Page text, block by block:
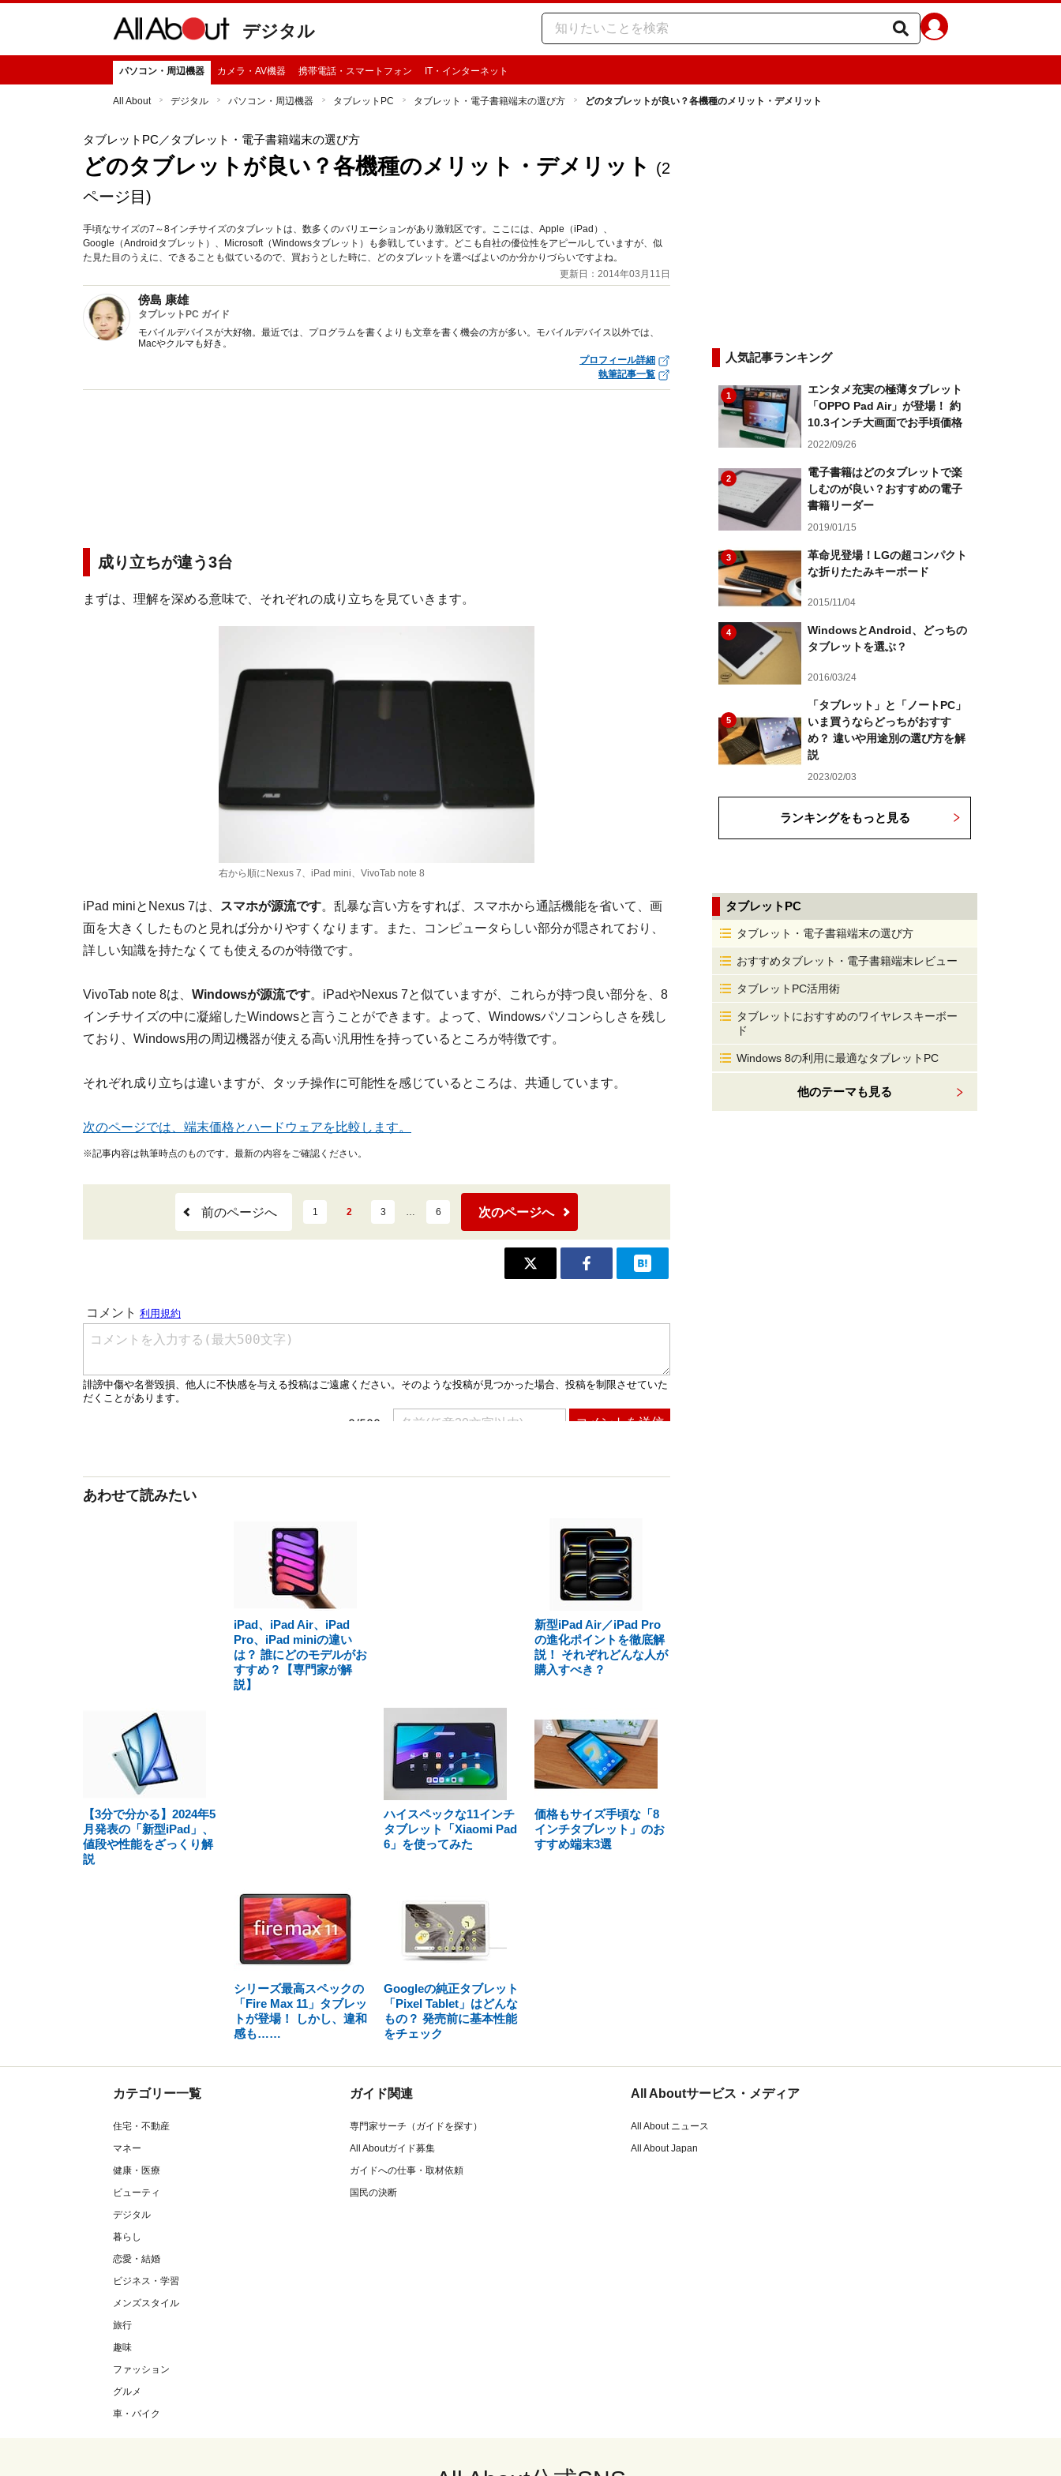
デジタル
パソコン・周辺機器 カメラ・AV機器 携帯電話・スマートフォン IT・インターネット
All About デジタル パソコン・周辺機器 タブレットPC タブレット・電子書籍端末の選び方 どのタブレットが良い？各機種のメリット・デメリット
タブレットPC ／タブレット・電子書籍端末の選び方
どのタブレットが良い？各機種のメリット・デメリット
(2
ページ目)
手頃なサイズの7～8インチサイズのタブレットは、数多くのバリエーションがあり激戦区です。ここには、Apple（iPad）、
Google（Androidタブレット）、Microsoft（Windowsタブレット）も参戦しています。どこも自社の優位性をアピールしていますが、似
た見た目のうえに、できることも似ているので、買おうとした時に、どのタブレットを選べばよいのか分かりづらいですよね。
更新日：2014年03月11日
傍島 康雄
タブレットPC ガイド
モバイルデバイスが大好物。最近では、プログラムを書くよりも文章を書く機会の方が多い。モバイルデバイス以外では、
Macやクルマも好き。
プロフィール詳細
執筆記事一覧
成り立ちが違う3台
まずは、理解を深める意味で、それぞれの成り立ちを見ていきます。
右から順にNexus 7、iPad mini、VivoTab note 8
iPad miniとNexus 7は、 スマホが源流です。乱暴な言い方をすれば、スマホから通話機能を省いて、画
面を大きくしたものと見れば分かりやすくなります。また、コンピュータらしい部分が隠されており、
詳しい知識を持たなくても使えるのが特徴です。
VivoTab note 8は、 Windowsが源流です。iPadやNexus 7と似ていますが、これらが持つ良い部分を、8
インチサイズの中に凝縮したWindowsと言うことができます。よって、Windowsパソコンらしさを残し
ており、Windows用の周辺機器が使える高い汎用性を持っているところが特徴です。
それぞれ成り立ちは違いますが、タッチ操作に可能性を感じているところは、共通しています。
次のページでは、端末価格とハードウェアを比較します。
※記事内容は執筆時点のものです。最新の内容をご確認ください。
前のページへ 1 2 3 … 6 次のページへ
あわせて読みたい
iPad、iPad Air、iPad
Pro、iPad miniの違い
は？ 誰にどのモデルがお
すすめ？【専門家が解
説】
新型iPad Air／iPad Pro
の進化ポイントを徹底解
説！ それぞれどんな人が
購入すべき？
【3分で分かる】2024年5
月発表の「新型iPad」、
値段や性能をざっくり解
説
ハイスペックな11インチ
タブレット「Xiaomi Pad
6」を使ってみた
価格もサイズ手頃な「8
インチタブレット」のお
すすめ端末3選
シリーズ最高スペックの
「Fire Max 11」タブレッ
トが登場！ しかし、違和
感も……
Googleの純正タブレット
「Pixel Tablet」はどんな
もの？ 発売前に基本性能
をチェック
人気記事ランキング
1
エンタメ充実の極薄タブレット
「OPPO Pad Air」が登場！ 約
10.3インチ大画面でお手頃価格
2022/09/26
2
電子書籍はどのタブレットで楽
しむのが良い？おすすめの電子
書籍リーダー
2019/01/15
3
革命児登場！LGの超コンパクト
な折りたたみキーボード
2015/11/04
4
WindowsとAndroid、どっちの
タブレットを選ぶ？
2016/03/24
5
「タブレット」と「ノートPC」
いま買うならどっちがおすす
め？ 違いや用途別の選び方を解
説
2023/02/03
ランキングをもっと見る
タブレットPC
タブレット・電子書籍端末の選び方
おすすめタブレット・電子書籍端末レビュー
タブレットPC活用術
タブレットにおすすめのワイヤレスキーボー
ド
Windows 8の利用に最適なタブレットPC
他のテーマも見る
カテゴリー一覧
住宅・不動産
マネー
健康・医療
ビューティ
デジタル
暮らし
恋愛・結婚
ビジネス・学習
メンズスタイル
旅行
趣味
ファッション
グルメ
車・バイク
ガイド関連
専門家サーチ（ガイドを探す）
All Aboutガイド募集
ガイドへの仕事・取材依頼
国民の決断
All Aboutサービス・メディア
All About ニュース
All About Japan